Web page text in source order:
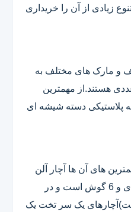
زیادی از آن را خریداری
و مارک های مختلف به
تکی و بسته های 6 یا 7 عددی هستند.از مهمترین
پلاستیکی دسته شیشه ای
های آن ها آچار آلن
(خود آن شامل آلن های خورشیدی و 6 گوش است و در
یک سر تخت یک